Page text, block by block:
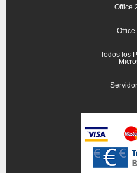
Office
Office
Todos los